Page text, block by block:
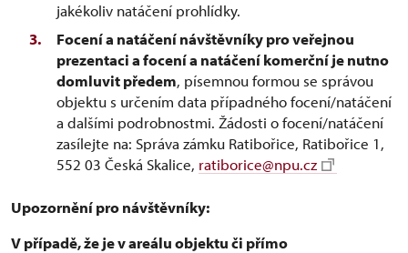
jakékoliv natáčení prohlídky.
Focení a natáčení návštěvníky pro veřejnou
prezentaci a focení a natáčení komerční je nutno
domluvit předem, písemnou formou se správou
objektu s určením data případného focení/natáčení
a dalšími podrobnostmi. Žádosti o focení/natáčení
zasílejte na: Správa zámku Ratibořice, Ratibořice 1,
552 03 Česká Skalice, ratiborice@npu.cz
Upozornění pro návštěvníky:
V případě, že je v areálu objektu či přímo